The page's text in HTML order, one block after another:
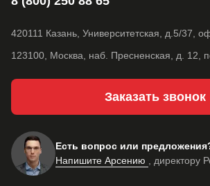
420111 Казань, Университетская, д.5/37,
123100, Москва, наб. Пресненская, д. 12,
Заказать звонок
Есть вопрос или
Напишите Арсению , директору